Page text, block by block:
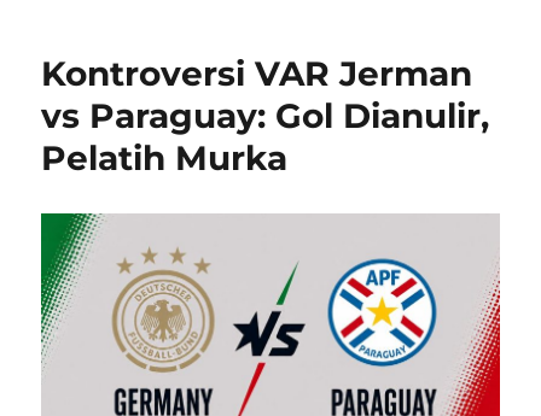
r
d
n
o
Kontroversi VAR Jerman
vs Paraguay: Gol Dianulir,
Pelatih Murka